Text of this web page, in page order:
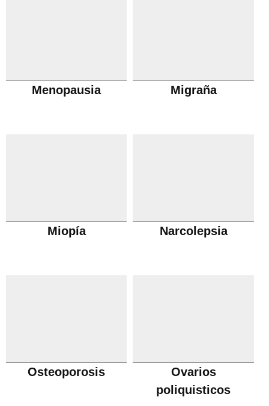
Menopausia Migraña
Miopía Narcolepsia
Osteoporosis
Ovarios
poliquisticos